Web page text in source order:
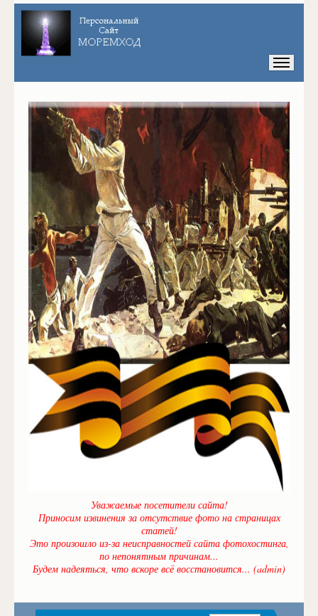
Уважаемые посетители сайта!
Приносим извинения за отсутствие фото на страницах
статей!
Это произошло из-за неисправностей сайта фотохостинга,
по непонятным причинам...
Будем надеяться, что вскоре всё восстановится... (admin)